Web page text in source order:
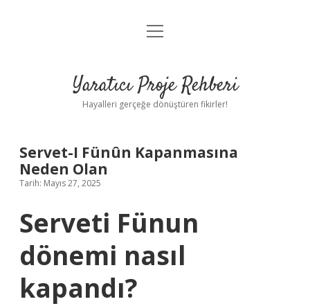
Anasayfa
Yasal Uyarı
menüyü
Yaratıcı Proje Rehberi
Hayalleri gerçeğe dönüştüren fikirler!
Servet-I Fünûn Kapanmasına
Neden Olan
Tarih: Mayıs 27, 2025
Serveti Fünun
dönemi nasıl
kapandı?